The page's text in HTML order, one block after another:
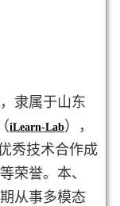
隶属于山东
iLearn-Lab），
秀技术合作成
荣誉。本、
从事多模态